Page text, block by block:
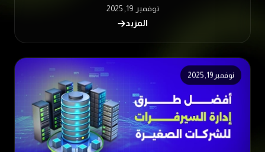
نوفمبر 19, 2025
المزيد
نوفمبر 19, 2025